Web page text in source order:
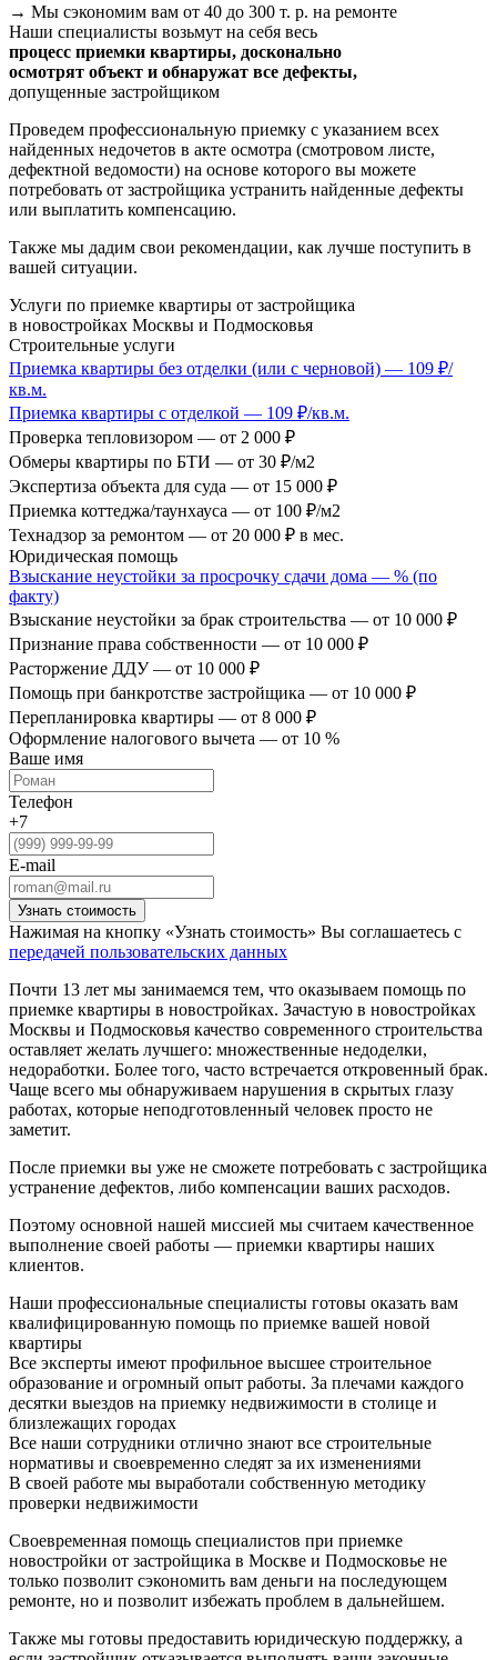
→ Мы сэкономим вам от 40 до 300 т. р. на ремонте
Наши специалисты возьмут на себя весь
процесс приемки квартиры, досконально
осмотрят объект и обнаружат все дефекты,
допущенные застройщиком
Проведем профессиональную приемку с указанием всех
найденных недочетов в акте осмотра (смотровом листе,
дефектной ведомости) на основе которого вы можете
потребовать от застройщика устранить найденные дефекты
или выплатить компенсацию.
Также мы дадим свои рекомендации, как лучше поступить в
вашей ситуации.
Услуги по приемке квартиры от застройщика
в новостройках Москвы и Подмосковья
Строительные услуги
Приемка квартиры без отделки (или с черновой) — 109 ₽/
кв.м.
Приемка квартиры с отделкой — 109 ₽/кв.м.
Проверка тепловизором — от 2 000 ₽
Обмеры квартиры по БТИ — от 30 ₽/м2
Экспертиза объекта для суда — от 15 000 ₽
Приемка коттеджа/таунхауса — от 100 ₽/м2
Технадзор за ремонтом — от 20 000 ₽ в мес.
Юридическая помощь
Взыскание неустойки за просрочку сдачи дома — % (по
факту)
Взыскание неустойки за брак строительства — от 10 000 ₽
Признание права собственности — от 10 000 ₽
Расторжение ДДУ— от 10 000 ₽
Помощь при банкротстве застройщика — от 10 000 ₽
Перепланировка квартиры — от 8 000 ₽
Оформление налогового вычета — от 10 %
Ваше имя
Телефон
+7
E-mail
Нажимая на кнопку «Узнать стоимость» Вы соглашаетесь с
передачей пользовательских данных
Почти 13 лет мы занимаемся тем, что оказываем помощь по
приемке квартиры в новостройках. Зачастую в новостройках
Москвы и Подмосковья качество современного строительства
оставляет желать лучшего: множественные недоделки,
недоработки. Более того, часто встречается откровенный брак.
Чаще всего мы обнаруживаем нарушения в скрытых глазу
работах, которые неподготовленный человек просто не
заметит.
После приемки вы уже не сможете потребовать с застройщика
устранение дефектов, либо компенсации ваших расходов.
Поэтому основной нашей миссией мы считаем качественное
выполнение своей работы — приемки квартиры наших
клиентов.
Наши профессиональные специалисты готовы оказать вам
квалифицированную помощь по приемке вашей новой
квартиры
Все эксперты имеют профильное высшее строительное
образование и огромный опыт работы. За плечами каждого
десятки выездов на приемку недвижимости в столице и
близлежащих городах
Все наши сотрудники отлично знают все строительные
нормативы и своевременно следят за их изменениями
В своей работе мы выработали собственную методику
проверки недвижимости
Своевременная помощь специалистов при приемке
новостройки от застройщика в Москве и Подмосковье не
только позволит сэкономить вам деньги на последующем
ремонте, но и позволит избежать проблем в дальнейшем.
Также мы готовы предоставить юридическую поддержку, а